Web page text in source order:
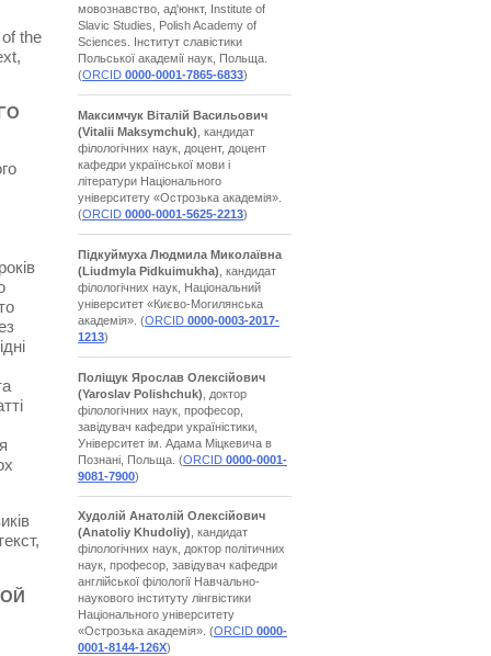
мовознавство, ад'юнкт, Institute of
Slavic Studies, Polish Academy of
Sciences. Інститут славістики
Польської академії наук, Польща.
(ORCID 0000-0001-7865-6833)
Максимчук Віталій Васильович
(Vitalii Maksymchuk) , кандидат
філологічних наук, доцент, доцент
кафедри української мови і
літератури Національного
університету «Острозька академія».
(ORCID 0000-0001-5625-2213)
Підкуймуха Людмила Миколаївна
(Liudmyla Pidkuimukha) , кандидат
філологічних наук, Національний
університет «Києво-Могилянська
академія». (ORCID 0000-0003-2017-
1213)
Поліщук Ярослав Олексійович
(Yaroslav Polishchuk) , доктор
філологічних наук, професор,
завідувач кафедри україністики,
Університет ім. Адама Міцкевича в
Познані, Польща. (ORCID 0000-0001-
9081-7900)
Худолій Анатолій Олексійович
(Anatoliy Khudoliy), кандидат
філологічних наук, доктор політичних
наук, професор, завідувач кафедри
англійської філології Навчально-
наукового інституту лінгвістики
Національного університету
«Острозька академія». (ORCID 0000-
0001-8144-126X)
the